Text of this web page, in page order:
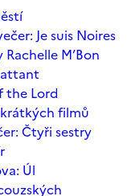
Je suis Noires
M’Bon
the Lord
krátkých filmů
Čtyři sestry
Úl